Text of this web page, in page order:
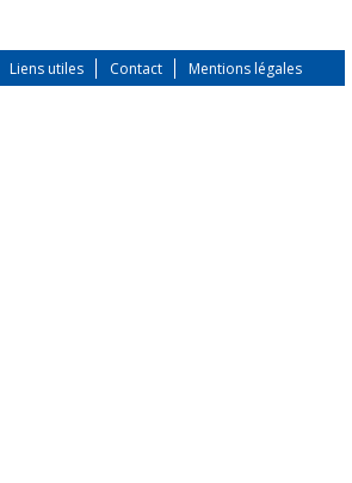
Liens utiles Contact Mentions légales